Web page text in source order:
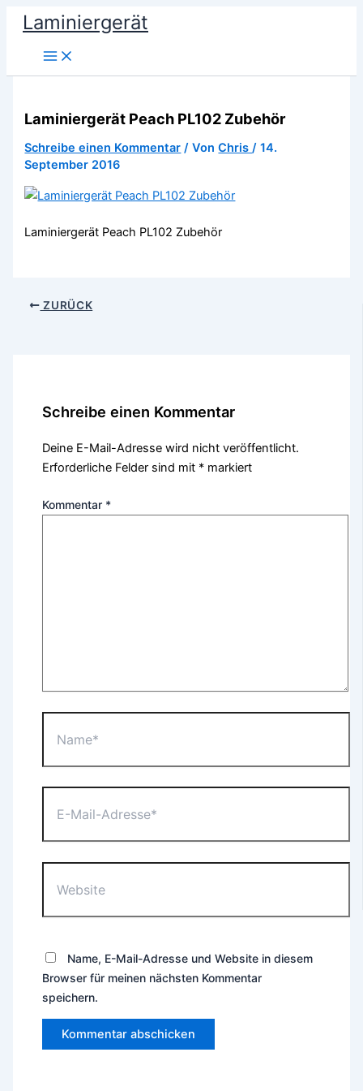
Zum
Inhalt
springen
Laminiergerät
Laminiergerät Peach PL102 Zubehör
Schreibe einen Kommentar / VonChris/14.
September 2016
Laminiergerät Peach PL102 Zubehör
ZURÜCK
Schreibe einen Kommentar
Deine E-Mail-Adresse wird nicht veröffentlicht.
Erforderliche Felder sind mit * markiert
Kommentar *
Mail-
Name, E-Mail-Adresse und Website in diesem
Browser für meinen nächsten Kommentar
speichern.